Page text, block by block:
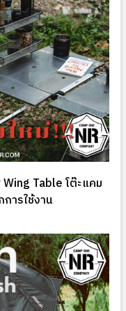
Wing Table โต๊ะแคม
ารใช้งาน